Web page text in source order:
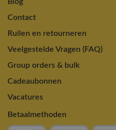
Contact
Ruilen en retourneren
Veelgestelde Vragen (FAQ)
Group orders & bulk
Cadeaubonnen
Vacatures
Betaalmethoden